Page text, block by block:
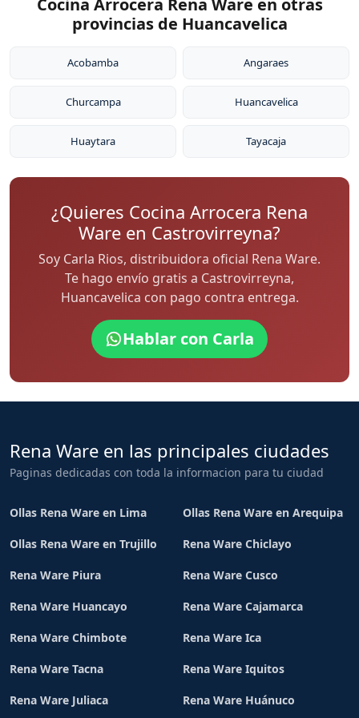
Cocina Arrocera Rena Ware en otras
provincias de Huancavelica
Acobamba Angaraes
Churcampa Huancavelica
Huaytara Tayacaja
¿Quieres Cocina Arrocera Rena
Ware en Castrovirreyna?
Soy Carla Rios, distribuidora oficial Rena Ware.
Te hago envío gratis a Castrovirreyna,
Huancavelica con pago contra entrega.
Hablar con Carla
Rena Ware en las principales ciudades
Paginas dedicadas con toda la informacion para tu ciudad
Ollas Rena Ware en Lima Ollas Rena Ware en Arequipa
Ollas Rena Ware en Trujillo Rena Ware Chiclayo
Rena Ware Piura Rena Ware Cusco
Rena Ware Huancayo Rena Ware Cajamarca
Rena Ware Chimbote Rena Ware Ica
Rena Ware Tacna Rena Ware Iquitos
Rena Ware Juliaca Rena Ware Huánuco